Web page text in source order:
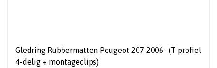
Gledring Rubbermatten Peugeot 207 2006- (T profiel
4-delig + montageclips)